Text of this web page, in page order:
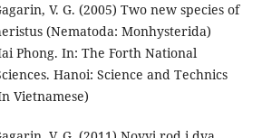
V. G. (2005) Two new species of
(Nematoda: Monhysterida)
Phong. In: The Forth National
Hanoi: Science and Technics
Vietnamese)